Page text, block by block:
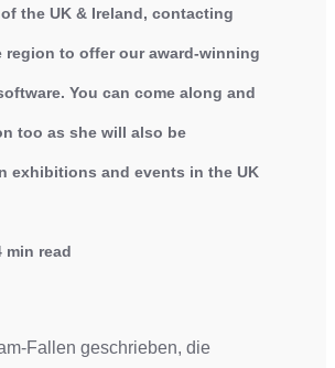
the UK & Ireland, contacting
region to offer our award-winning
You can come along and
too as she will also be
exhibitions and events in the UK
min read
Fallen geschrieben, die